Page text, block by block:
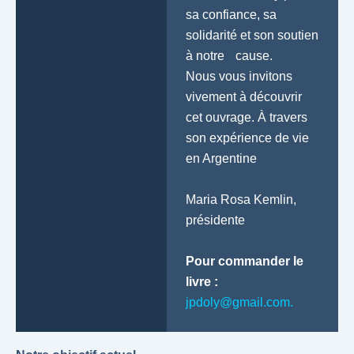
sa confiance, sa
solidarité et son soutien
à notre cause.
Nous vous invitons
vivement à découvrir
cet ouvrage. À travers
son expérience de vie
en Argentine
Maria Rosa Kemlin,
présidente
Pour commander le
livre :
jpdoly@gmail.com.